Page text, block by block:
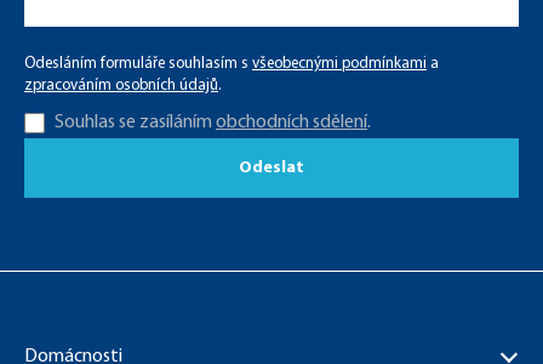
Odesláním formuláře souhlasím s všeobecnými podmínkami a
zpracováním osobních údajů.
Souhlas se zasíláním obchodních sdělení.
Odeslat
Domácnosti